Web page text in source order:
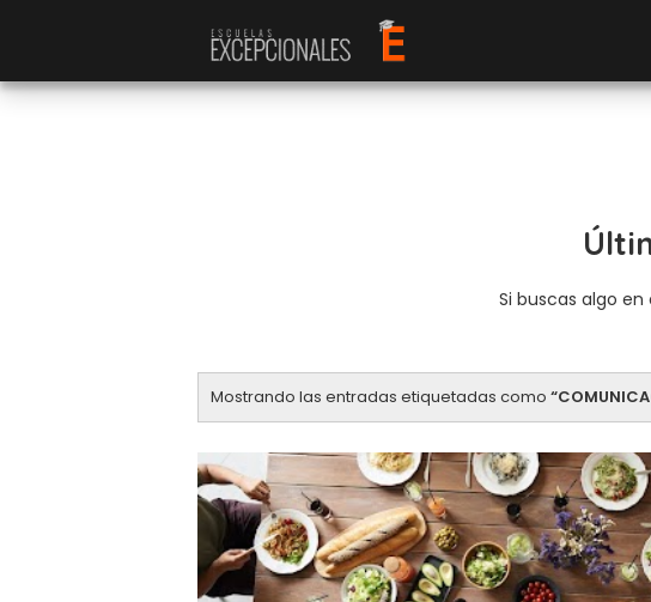
Si buscas algo
Mostrando las entradas etiquetadas como